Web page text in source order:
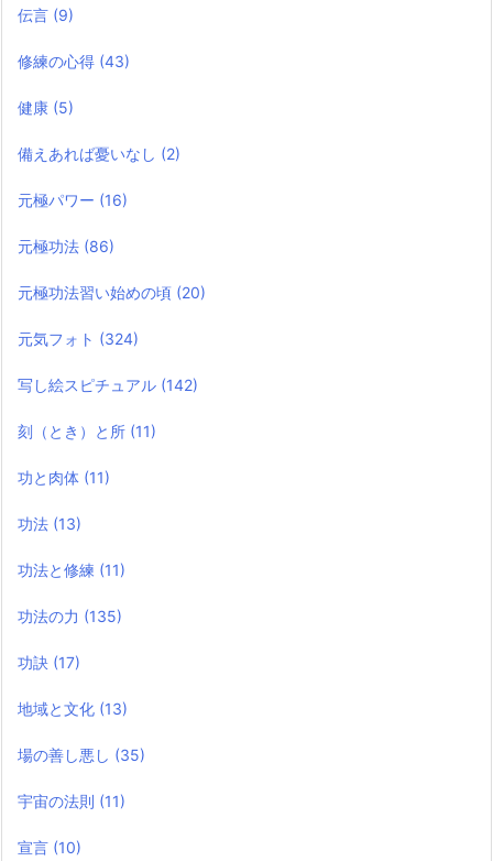
伝言 (9)
修練の心得 (43)
健康 (5)
備えあれば憂いなし (2)
元極パワー (16)
元極功法 (86)
元極功法習い始めの頃 (20)
元気フォト (324)
写し絵スピチュアル (142)
刻（とき）と所 (11)
功と肉体 (11)
功法 (13)
功法と修練 (11)
功法の力 (135)
功訣 (17)
地域と文化 (13)
場の善し悪し (35)
宇宙の法則 (11)
宣言 (10)